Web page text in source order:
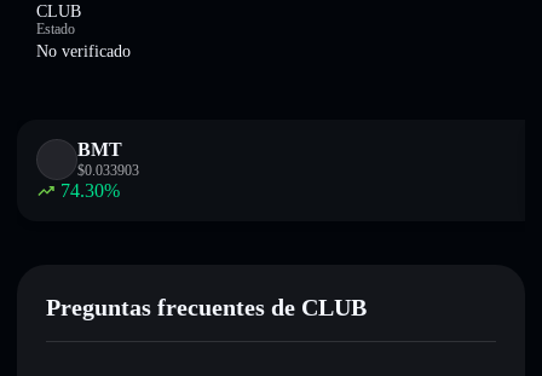
CLUB
Estado
No verificado
BMT
$0.033903
74.30%
Preguntas frecuentes de CLUB